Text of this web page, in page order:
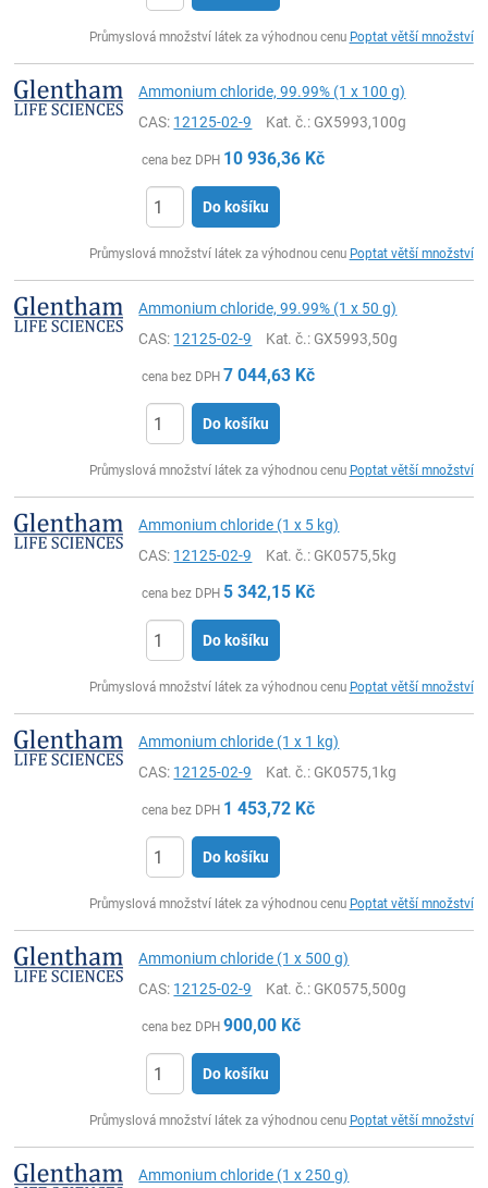
Průmyslová množství látek za výhodnou cenu Poptat větší množství
Ammonium chloride, 99.99% (1 x 100 g)
CAS: 12125-02-9 Kat. č.: GX5993,100g
cena bez DPH 10 936,36 Kč
Do košíku
Průmyslová množství látek za výhodnou cenu Poptat větší množství
Ammonium chloride, 99.99% (1 x 50 g)
CAS: 12125-02-9 Kat. č.: GX5993,50g
cena bez DPH 7 044,63 Kč
Do košíku
Průmyslová množství látek za výhodnou cenu Poptat větší množství
Ammonium chloride (1 x 5 kg)
CAS: 12125-02-9 Kat. č.: GK0575,5kg
cena bez DPH 5 342,15 Kč
Do košíku
Průmyslová množství látek za výhodnou cenu Poptat větší množství
Ammonium chloride (1 x 1 kg)
CAS: 12125-02-9 Kat. č.: GK0575,1kg
cena bez DPH 1 453,72 Kč
Do košíku
Průmyslová množství látek za výhodnou cenu Poptat větší množství
Ammonium chloride (1 x 500 g)
CAS: 12125-02-9 Kat. č.: GK0575,500g
cena bez DPH 900,00 Kč
Do košíku
Průmyslová množství látek za výhodnou cenu Poptat větší množství
Ammonium chloride (1 x 250 g)